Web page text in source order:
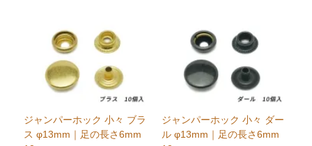
ジャンパーホック 小々 ブラ
ス φ13mm｜足の長さ6mm
ジャンパーホック 小々 ダー
ル φ13mm｜足の長さ6mm